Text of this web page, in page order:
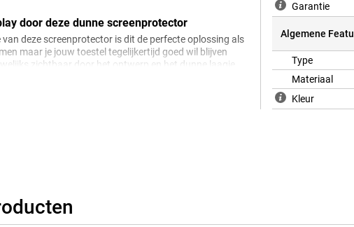
door deze dunne screenprotector
deze screenprotector is dit de perfecte oplossing als
maar je jouw toestel tegelijkertijd goed wil blijven
zichtbaar door het ontwerp en het dunne laagje
Garantie
Algemene
Type
Materiaal
Kleur